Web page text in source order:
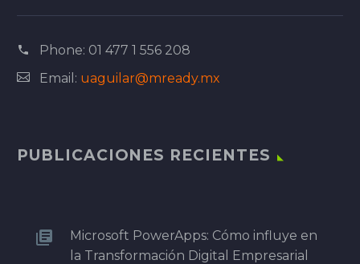
Phone: 01 477 1 556 208
Email: uaguilar@mready.mx
PUBLICACIONES RECIENTES
Microsoft PowerApps: Cómo influye en
la Transformación Digital Empresarial